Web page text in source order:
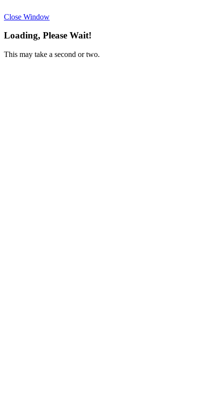
Close Window
Loading, Please Wait!
This may take a second or two.